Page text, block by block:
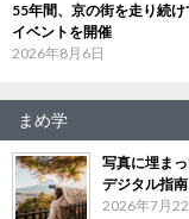
55年間、京の街を走り続
イベントを開催
2026年8月6日
まめ学
写真に埋ま
デジタル指南
2026年7月